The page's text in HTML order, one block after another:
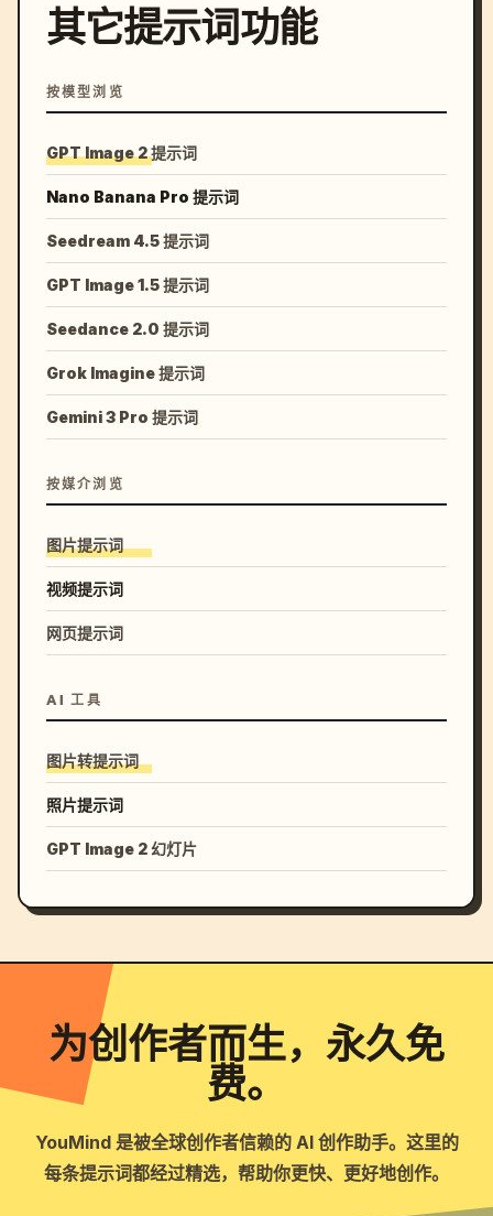
其它提示词功能
按模型浏览
GPT Image 2 提示词
Nano Banana Pro 提示词
Seedream 4.5 提示词
GPT Image 1.5 提示词
Seedance 2.0 提示词
Grok Imagine 提示词
Gemini 3 Pro 提示词
按媒介浏览
图片提示词
视频提示词
网页提示词
AI 工具
图片转提示词
照片提示词
GPT Image 2 幻灯片
为创作者而生，永久免
费。
YouMind 是被全球创作者信赖的 AI 创作助手。这里的
每条提示词都经过精选，帮助你更快、更好地创作。